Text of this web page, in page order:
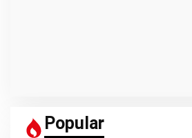
Popular